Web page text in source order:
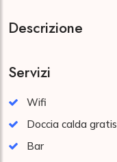
Descrizione
Servizi
Wifi
Doccia calda gratis
Bar